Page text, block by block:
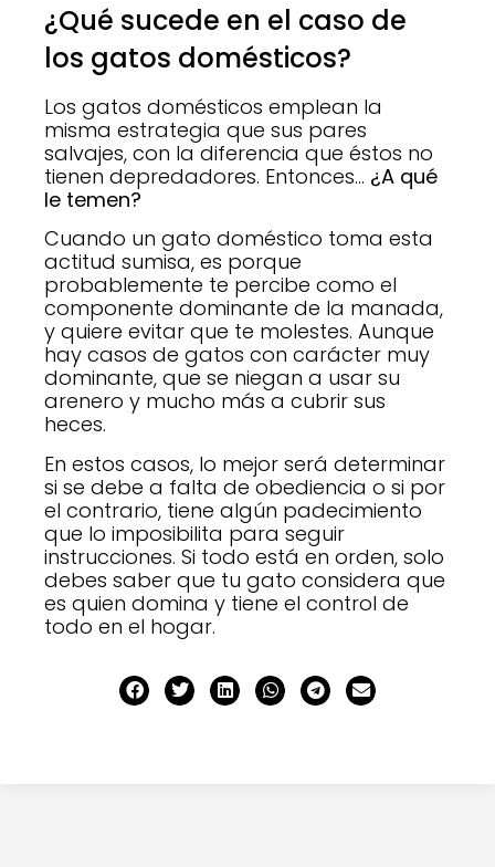
¿Qué sucede en el caso de
los gatos domésticos?
Los gatos domésticos emplean la
misma estrategia que sus pares
salvajes, con la diferencia que éstos no
tienen depredadores. Entonces… ¿A qué
le temen?
Cuando un gato doméstico toma esta
actitud sumisa, es porque
probablemente te percibe como el
componente dominante de la manada,
y quiere evitar que te molestes. Aunque
hay casos de gatos con carácter muy
dominante, que se niegan a usar su
arenero y mucho más a cubrir sus
heces.
En estos casos, lo mejor será determinar
si se debe a falta de obediencia o si por
el contrario, tiene algún padecimiento
que lo imposibilita para seguir
instrucciones. Si todo está en orden, solo
debes saber que tu gato considera que
es quien domina y tiene el control de
todo en el hogar.